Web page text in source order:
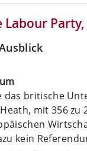
das britische
mit 356
kein